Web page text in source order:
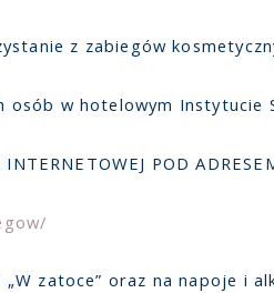
z zabiegów
osób w hotelowym
POD
zatoce” oraz na napoje i